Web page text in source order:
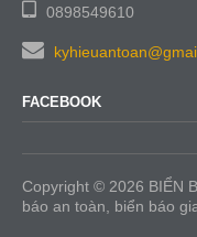
0898549610
FACEBOOK
Copyright © 2026 BIỂN
báo an toàn, biển báo